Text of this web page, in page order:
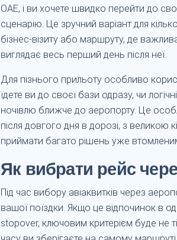
ОАЕ, і ви хочете швидко перейти до
сценарію. Це зручний варіант для
бізнес-візиту або маршруту, де
виглядає весь перший день після неї.
Для пізнього прильоту особливо
їдете ви до своєї бази одразу, чи
ночівлю ближче до аеропорту. Це
після довгого дня в дорозі, з великою
приймати багато рішень уже
Як вибрати рейс
Під час вибору авіаквитків через
вашої поїздки. Якщо це відпочинок в
stopover, ключовим критерієм буде не